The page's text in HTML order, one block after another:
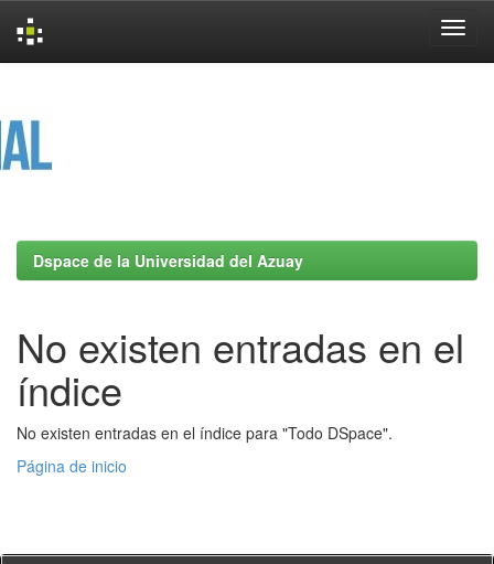
Dspace de la Universidad del Azuay
No existen entradas en el
índice
No existen entradas en el índice para "Todo DSpace".
Página de inicio